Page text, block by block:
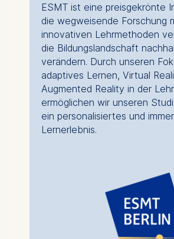
ESMT ist eine preisgekrönte
die wegweisende Forschung
innovativen Lehrmethoden
die Bildungslandschaft
verändern. Durch unseren
adaptives Lernen, Virtual
Augmented Reality in der
ermöglichen wir unseren
ein personalisiertes und
Lernerlebnis.